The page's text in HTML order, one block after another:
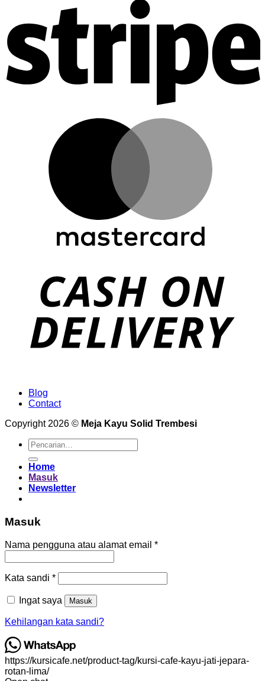
Blog
Contact
Copyright 2026 © Meja Kayu Solid Trembesi
Pencarian
untuk:
Home
Masuk
Newsletter
Masuk
Nama pengguna atau alamat email *Wajib
Kata sandi *Wajib
Ingat saya Masuk
Kehilangan kata sandi?
https://kursicafe.net/product-tag/kursi-cafe-kayu-jati-jepara-
rotan-lima/